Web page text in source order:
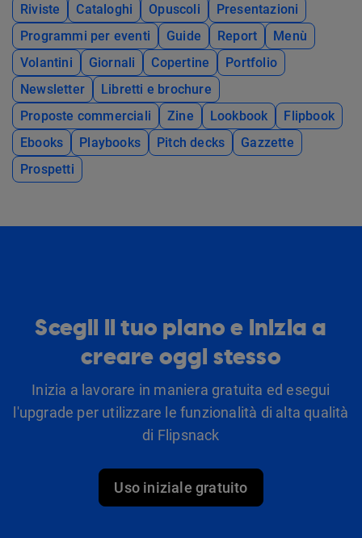
Riviste Cataloghi Opuscoli
Presentazioni
Programmi per eventi
Guide Report
Menù
Volantini
Giornali Copertine
Portfolio
Newsletter
Libretti e brochure
Proposte commerciali
Zine Lookbook
Flipbook
Ebooks
Playbooks Pitch decks
Gazzette
Prospetti
Scegli il tuo piano e inizia a
creare oggi stesso
Inizia a lavorare in maniera gratuita ed esegui
l'upgrade per utilizzare le funzionalità di alta qualità
di Flipsnack
Uso iniziale gratuito